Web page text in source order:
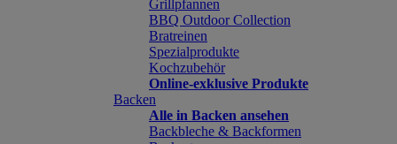
Grillpfannen
BBQ Outdoor Collection
Bratreinen
Spezialprodukte
Kochzubehör
Online-exklusive Produkte
Backen
Alle in Backen ansehen
Backbleche & Backformen